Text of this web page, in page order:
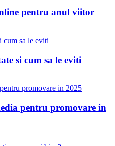
pentru anul viitor
si cum sa le eviti
pentru promovare in